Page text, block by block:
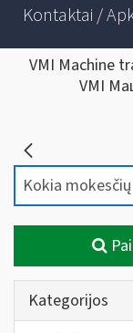
Kontaktai /
VMI Machine
VMI
Kategorijos